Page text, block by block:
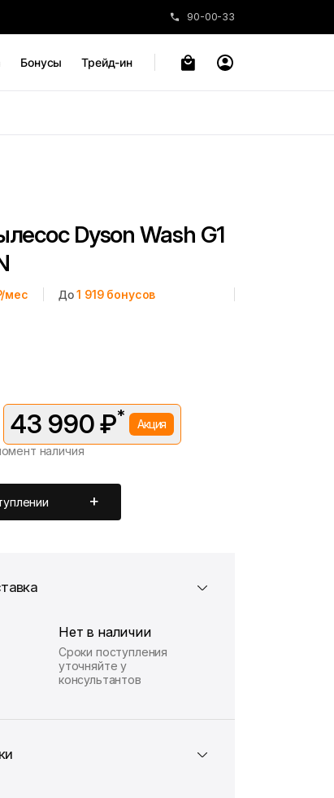
90-00-33
Бонусы Трейд-ин
Dyson Wash G1
мес До1 919бонусов
43 990 ₽* Акция
в рамках временной акции.
наличия
Нет в наличии
Сроки поступления
уточняйте у
консультантов